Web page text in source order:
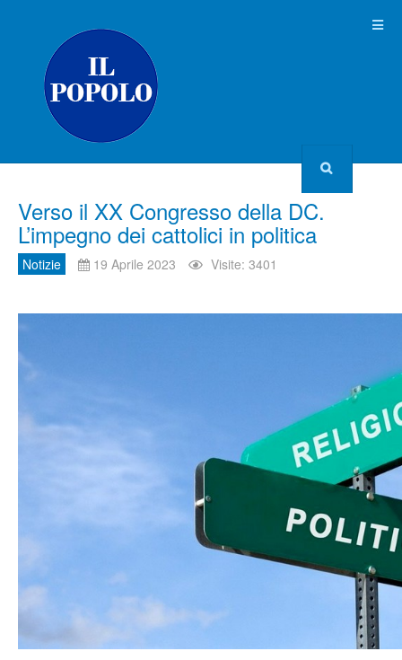
Verso il XX Congresso della DC.
L’impegno dei cattolici in politica
Notizie 19 Aprile 2023 Visite: 3401